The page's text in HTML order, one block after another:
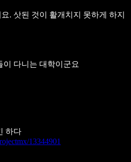
. 삿된 것이 활개치지 못하게 하지
이 다니는 대학이군요
하다
13344901